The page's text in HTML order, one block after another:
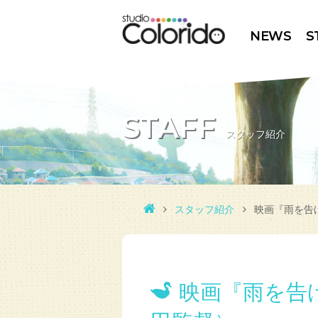
NEWS
STAFF スタッフ紹介
スタッフ紹介 映画『雨を
映画『雨を告